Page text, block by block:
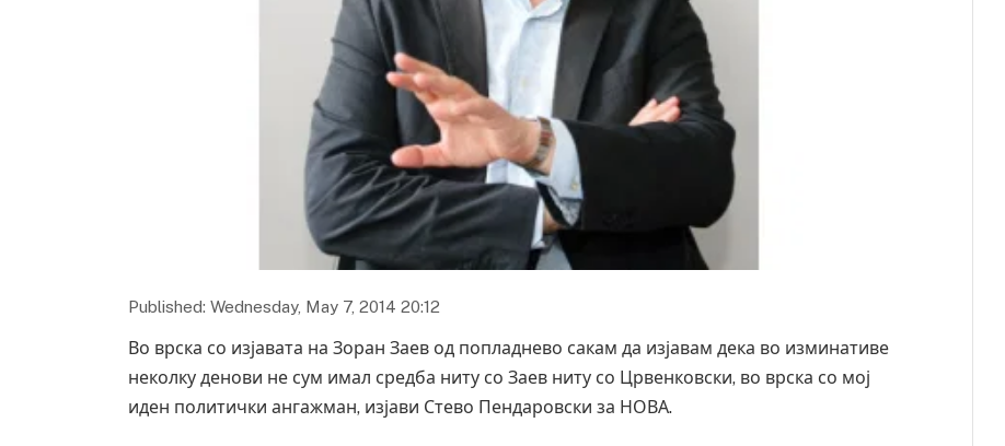
Published: Wednesday, May 7, 2014 20:12
Во врска со изјавата на Зоран Заев од попладнево сакам да изјавам дека во изминативе
неколку денови не сум имал средба ниту со Заев ниту со Црвенковски, во врска со мој
иден политички ангажман, изјави Стево Пендаровски за НОВА.